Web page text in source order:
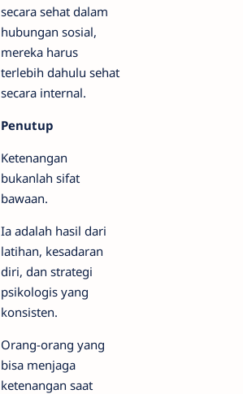
secara sehat dalam
hubungan sosial,
mereka harus
terlebih dahulu sehat
secara internal.
Penutup
Ketenangan
bukanlah sifat
bawaan.
Ia adalah hasil dari
latihan, kesadaran
diri, dan strategi
psikologis yang
konsisten.
Orang-orang yang
bisa menjaga
ketenangan saat